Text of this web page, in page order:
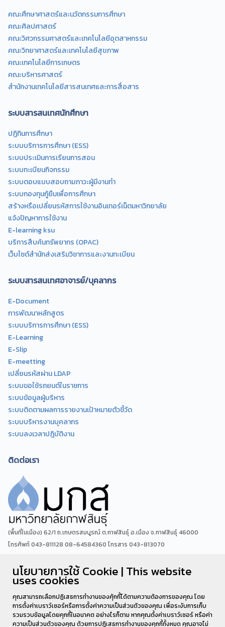
คณะศึกษาศาสตร์และนวัตกรรมการศึกษา
คณะศิลปศาสตร์
คณะวิศวกรรมศาสตร์และเทคโนโลยีอุตสาหกรรม
คณะวิทยาศาสตร์และเทคโนโลยีสุขภาพ
คณะเทคโนโลยีการเกษตร
คณะบริหารศาสตร์
สำนักงานเทคโนโลยีสารสนเทศและการสื่อสาร
ระบบสารสนเทศนักศึกษา
ปฏิทินการศึกษา
ระบบบริการการศึกษา (ESS)
ระบบประเมินการเรียนการสอน
ระบบทะเบียนกิจกรรม
ระบบตอบแบบสอบถามภาวะผู้มีงานทำ
ระบบกองทุนกู้ยืมเพื่อการศึกษา
สร้างหรือเปลี่ยนรหัสการใช้งานอินเทอร์เน็ตมหาวิทยาลัย
แจ้งปัญหาการใช้งาน
E-learning ksu
บริการสืบค้นทรัพยากร (OPAC)
เว็บไซต์สำนักส่งเสริมวิชาการและงานทะเบียน
ระบบสารสนเทศอาจารย์/บุคลากร
E-Document
การพัฒนาหลักสูตร
ระบบบริการการศึกษา (ESS)
E-Learning
E-Slip
E-meetting
เปลี่ยนรหัสผ่าน LDAP
ระบบขอใช้รถยนต์ในราชการ
ระบบข้อมูลผู้บริหาร
ระบบติดตามผลการรายงานเป้าหมายตัวชี้วัด
ระบบบริหารงานบุคลากร
ระบบลงเวลาปฎิบัติงาน
ติดต่อเรา
(พื้นที่ในเมือง) 62/1 ถ.เกษตรสมบูรณ์ ต.กาฬสินธุ์ อ.เมือง จ.กาฬสินธุ์ 46000
โทรศัพท์ 043-811128 08-64584360 โทรสาร 043-813070
(พื้นที่นามน)13 หมู่ 14 ต.สงเปลือย อ.นามน จ.กาฬสินธุ์ 46230
โทรศัพท์ : 043-602-055 โทรสาร : 043-602-044
นโยบายการใช้ Cookie | This website
uses cookies
คุณสามารถเลือกปฏิเสธการทำงานของคุ้กกี้ได้ตามความต้องการของคุณ โดย
การตั้งค่าเบราว์เซอร์หรือการตั้งค่าความเป็นส่วนตัวของคุณ เพื่อระงับการเก็บ
รวมรวบข้อมูลโดยคุกกี้ในอนาคต อย่างไรก็ตาม หากคุณตั้งค่าเบราว์เซอร์ หรือค่า
ความเป็นส่วนตัวของคุณ ด้วยการปฎิเสธการทำงานของคุกกี้ทั้งหมด คุณอาจไม่